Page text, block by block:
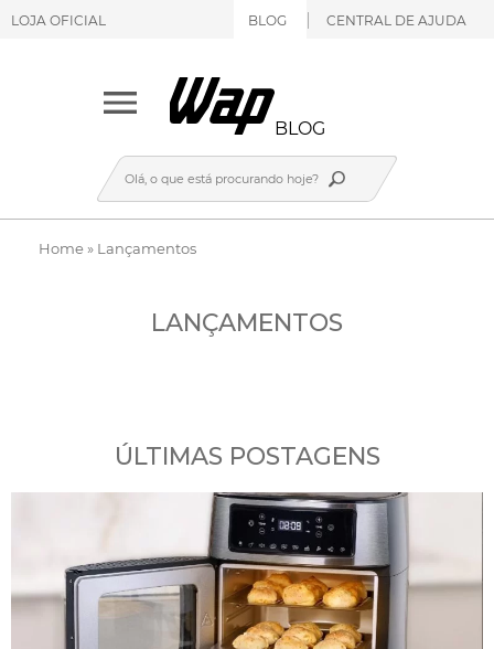
LOJA OFICIAL BLOG CENTRAL DE AJUDA
BLOG
Home» Lançamentos
LANÇAMENTOS
ÚLTIMAS POSTAGENS